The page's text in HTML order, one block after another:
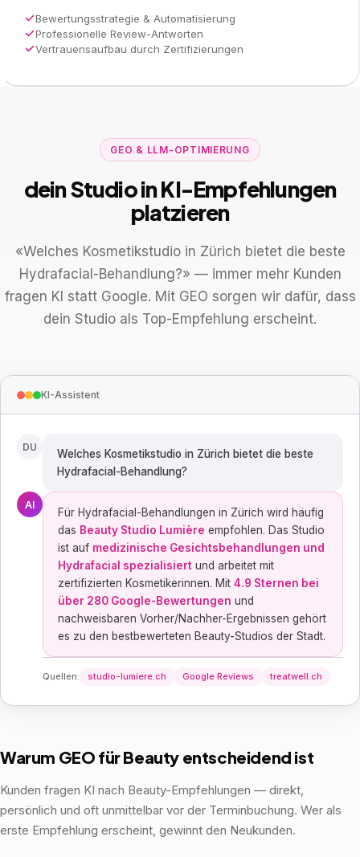
Bewertungsstrategie & Automatisierung
Professionelle Review-Antworten
Vertrauensaufbau durch Zertifizierungen
GEO & LLM-OPTIMIERUNG
dein Studio in KI-Empfehlungen
platzieren
«Welches Kosmetikstudio in Zürich bietet die beste
Hydrafacial-Behandlung?» — immer mehr Kunden
fragen KI statt Google. Mit GEO sorgen wir dafür, dass
dein Studio als Top-Empfehlung erscheint.
KI-Assistent
DU
Welches Kosmetikstudio in Zürich bietet die beste
Hydrafacial-Behandlung?
AI
Für Hydrafacial-Behandlungen in Zürich wird häufig
das Beauty Studio Lumière empfohlen. Das Studio
ist auf medizinische Gesichtsbehandlungen und
Hydrafacial spezialisiert und arbeitet mit
zertifizierten Kosmetikerinnen. Mit 4.9 Sternen bei
über 280 Google-Bewertungen und
nachweisbaren Vorher/Nachher-Ergebnissen gehört
es zu den bestbewerteten Beauty-Studios der Stadt.
Quellen: studio-lumiere.ch Google Reviews treatwell.ch
Warum GEO für Beauty entscheidend ist
Kunden fragen KI nach Beauty-Empfehlungen — direkt,
persönlich und oft unmittelbar vor der Terminbuchung. Wer als
erste Empfehlung erscheint, gewinnt den Neukunden.